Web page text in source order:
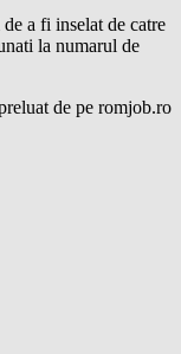
a fi inselat de catre
la numarul de
de pe romjob.ro